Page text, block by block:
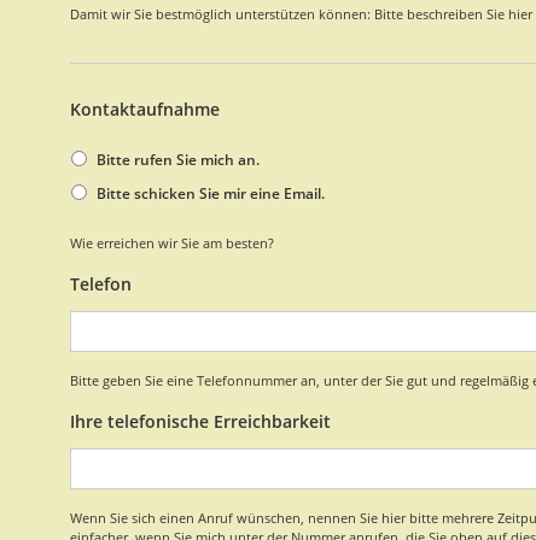
Damit wir Sie bestmöglich unterstützen können: Bitte beschreiben Sie
Kontaktaufnahme
Bitte rufen Sie mich an.
Bitte schicken Sie mir eine Email.
Wie erreichen wir Sie am besten?
Telefon
Bitte geben Sie eine Telefonnummer an, unter der Sie gut und regelmäßig
Ihre telefonische Erreichbarkeit
Wenn Sie sich einen Anruf wünschen, nennen Sie hier bitte mehrere